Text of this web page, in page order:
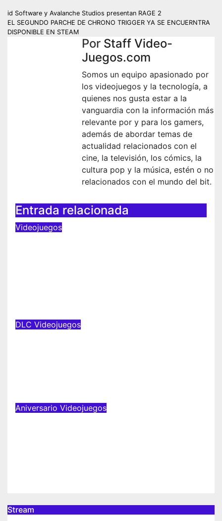
Navegación
de
id Software y Avalanche Studios presentan RAGE 2
EL SEGUNDO PARCHE DE CHRONO TRIGGER YA SE ENCUERNTRA
DISPONIBLE EN STEAM
Por Staff Video-
Juegos.com
Somos un equipo apasionado por
los videojuegos y la tecnología, a
quienes nos gusta estar a la
vanguardia con la información más
relevante por y para los gamers,
además de abordar temas de
actualidad relacionados con el
cine, la televisión, los cómics, la
cultura pop y la música, estén o no
relacionados con el mundo del bit.
Entrada relacionada
Videojuegos
DLC Videojuegos
Aniversario Videojuegos
Stream